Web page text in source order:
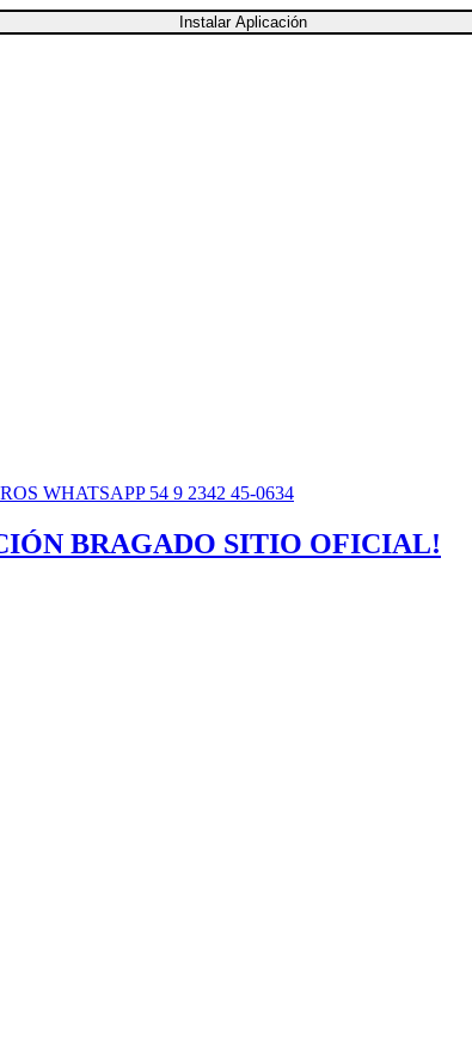
Instalar Aplicación
WHATSAPP 54 9 2342 45-0634
BRAGADO SITIO OFICIAL!